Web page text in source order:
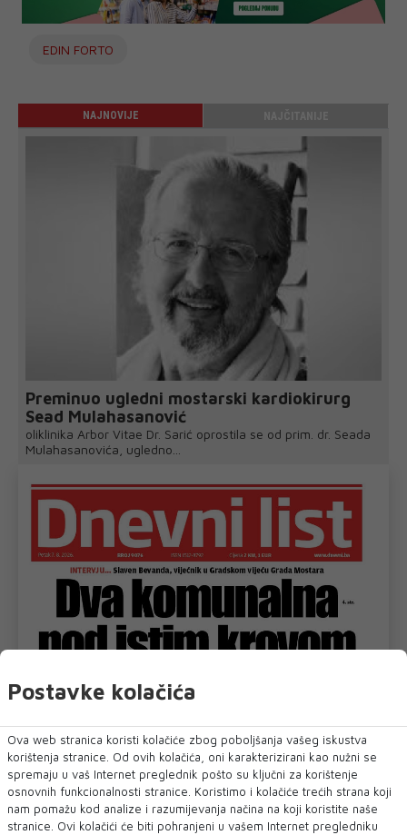
EDIN FORTO
NAJNOVIJE
Preminuo ugledni mostarski kardiokirurg
Sead Mulahasanović
oliklinika Arbor Vitae Dr. Sarić oprostila se od prim. dr. Seada
Mulahasanovića, ugledno...
Postavke kolačića
Ova web stranica koristi kolačiće zbog poboljšanja vašeg iskustva
korištenja stranice. Od ovih kolačića, oni karakterizirani kao nužni se
spremaju u vaš Internet preglednik pošto su ključni za korištenje
osnovnih funkcionalnosti stranice. Koristimo i kolačiće trećih strana koji
nam pomažu kod analize i razumijevanja načina na koji koristite naše
stranice. Ovi kolačići će biti pohranjeni u vašem Internet pregledniku